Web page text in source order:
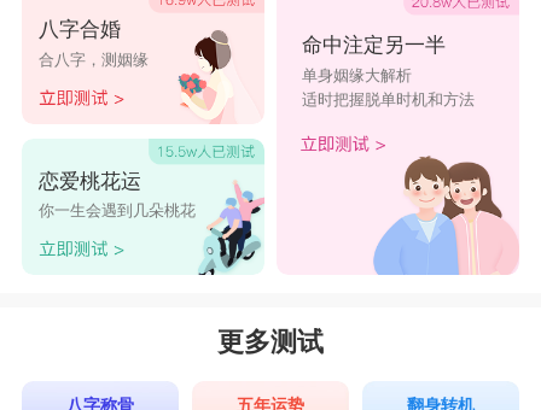
双鱼座
如果想和
双鱼座谈一场不分手的恋爱，你需要
给他们安全感。双鱼座是很容易不安的星座，如果
你能时刻关心他们，双鱼是很粘人念旧的星座，绝
对舍不得离开你!
星座乐原创文章，转载需注明出处
八字合婚
合八字，测姻缘
恋爱桃花运
你一生会遇到几朵桃花
命中注定另一半
单身姻缘大解析
适时把握脱单时机和方法
更多测试
八字称骨 五年运势 翻身转机